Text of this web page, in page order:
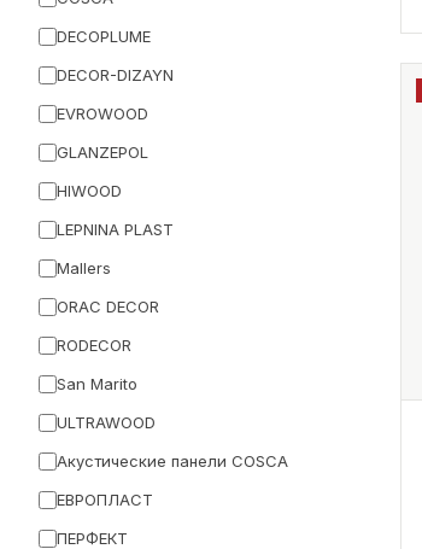
DECOPLUME
DECOR-DIZAYN
EVROWOOD
GLANZEPOL
HIWOOD
LEPNINA PLAST
Mallers
ORAC DECOR
RODECOR
San Marito
ULTRAWOOD
Акустические панели COSCA
ЕВРОПЛАСТ
ПЕРФЕКТ